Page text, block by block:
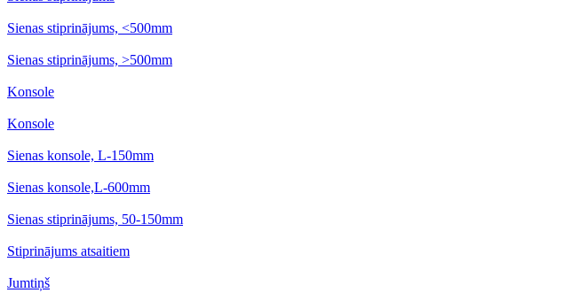
Sienas stiprinājums, <500mm
Sienas stiprinājums, >500mm
Konsole
Konsole
Sienas konsole, L-150mm
Sienas konsole,L-600mm
Sienas stiprinājums, 50-150mm
Stiprinājums atsaitiem
Jumtiņš